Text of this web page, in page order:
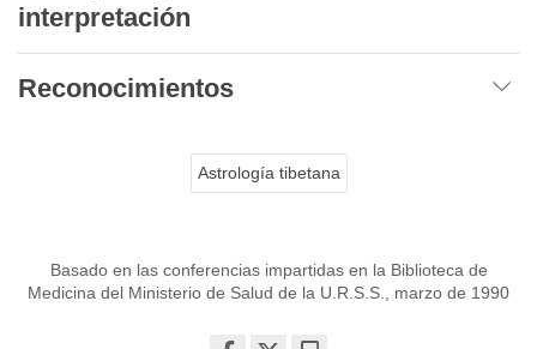
interpretación
Reconocimientos
Astrología tibetana
Basado en las conferencias impartidas en la Biblioteca de
Medicina del Ministerio de Salud de la U.R.S.S., marzo de 1990